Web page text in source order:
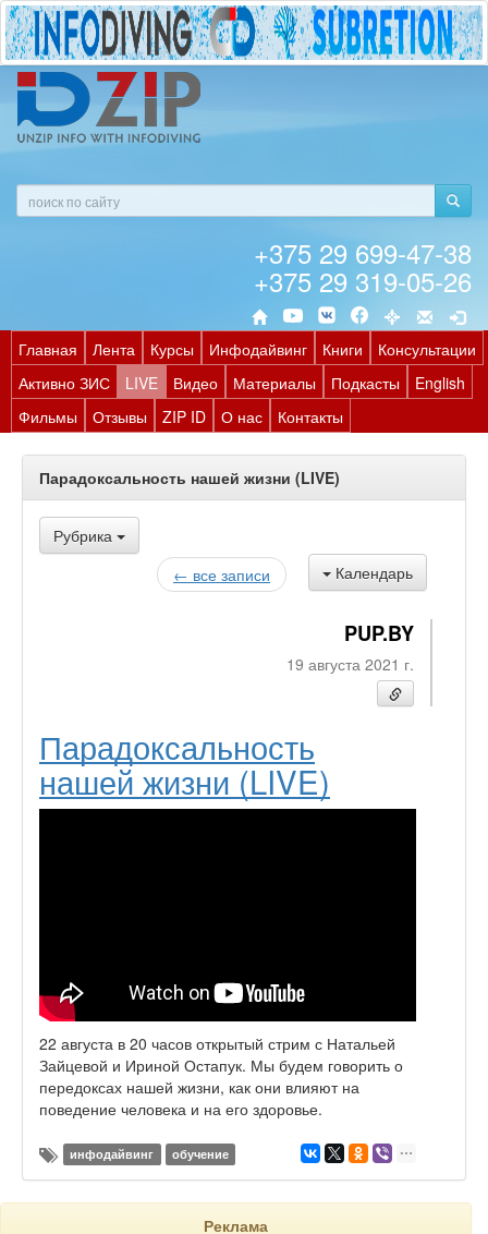
+375 29 699-47-38
+375 29 319-05-26
Главная Лента Курсы Инфодайвинг Книги
Консультации
Активно ЗИС
LIVE Видео Материалы Подкасты
English
Фильмы
Отзывы ZIP ID О нас Контакты
Парадоксальность нашей жизни (LIVE)
Рубрика
Календарь
← все записи
PUP.BY
19 августа 2021 г.
Парадоксальность
нашей жизни (LIVE)
22 августа в 20 часов открытый стрим с Натальей
Зайцевой и Ириной Остапук. Мы будем говорить о
передоксах нашей жизни, как они влияют на
поведение человека и на его здоровье.
инфодайвинг обучение
Реклама